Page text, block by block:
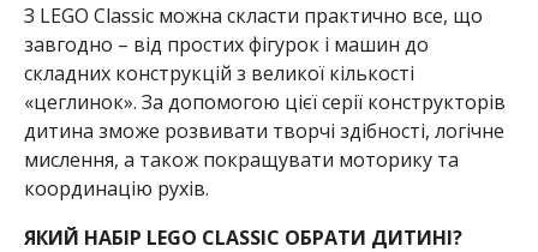
З LEGO Classic можна скласти практично все, що
завгодно – від простих фігурок і машин до
складних конструкцій з великої кількості
«цеглинок». За допомогою цієї серії конструкторів
дитина зможе розвивати творчі здібності, логічне
мислення, а також покращувати моторику та
координацію рухів.
ЯКИЙ НАБІР LEGO CLASSIC ОБРАТИ ДИТИНІ?